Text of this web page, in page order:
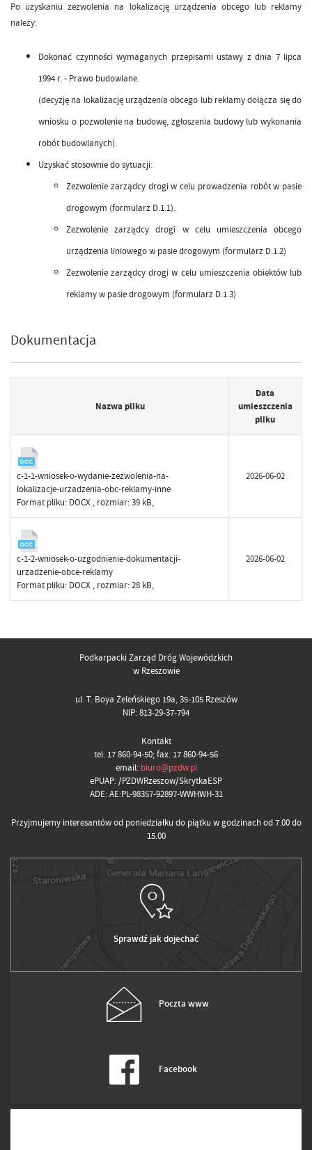
Po uzyskaniu zezwolenia na lokalizację urządzenia obcego lub reklamy
należy:
Dokonać czynności wymaganych przepisami ustawy z dnia 7 lipca
1994 r. - Prawo budowlane.
(decyzję na lokalizację urządzenia obcego lub reklamy dołącza się do
wniosku o pozwolenie na budowę, zgłoszenia budowy lub wykonania
robót budowlanych).
Uzyskać stosownie do sytuacji:
Zezwolenie zarządcy drogi w celu prowadzenia robót w pasie
drogowym (formularz D.1.1).
Zezwolenie zarządcy drogi w celu umieszczenia obcego
urządzenia liniowego w pasie drogowym (formularz D.1.2)
Zezwolenie zarządcy drogi w celu umieszczenia obiektów lub
reklamy w pasie drogowym (formularz D.1.3)
Dokumentacja
Nazwa pliku
Data
umieszczenia
pliku
c-1-1-wniosek-o-wydanie-zezwolenia-na-
lokalizacje-urzadzenia-obc-reklamy-inne
Format pliku: DOCX , rozmiar: 39 kB,
2026-06-02
c-1-2-wniosek-o-uzgodnienie-dokumentacji-
urzadzenie-obce-reklamy
Format pliku: DOCX , rozmiar: 28 kB,
2026-06-02
Podkarpacki Zarząd Dróg Wojewódzkich
w Rzeszowie
ul. T. Boya Żeleńskiego 19a, 35-105 Rzeszów
NIP: 813-29-37-794
Kontakt
tel. 17 860-94-50; fax. 17 860-94-56
email: biuro@pzdw.pl
ePUAP: /PZDWRzeszow/SkrytkaESP
ADE: AE:PL-98357-92897-WWHWH-31
Przyjmujemy interesantów od poniedziałku do piątku w godzinach od 7.00 do
15.00
Sprawdź jak dojechać
Poczta www
Facebook